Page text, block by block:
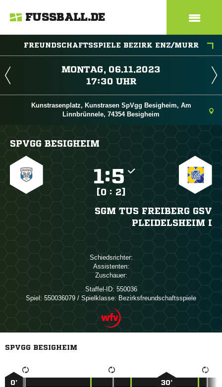
FUSSBALL.DE
FREUNDSCHAFTSSPIELE BEZIRK ENZ/MURR
 
 
Kunstrasenplatz, Kunstrasen SpVgg Besigheim, Am
Linnbrünnele, 74354 Besigheim
SPVGG BESIGHEIM
:
[0 : 2]
SGM TUS FREIBERG GSV
PLEIDELSHEIM I
Schiedsrichter:
Assistenten:
Zuschauer:
Staffel-ID: 550036
Spiel: 550036079 / Spielklasse: Bezirksfreundschaftsspiele
SPVGG BESIGHEIM
0’ 30’